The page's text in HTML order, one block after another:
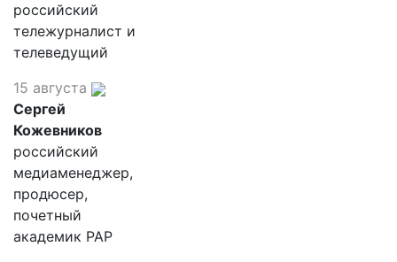
российский
тележурналист и
телеведущий
15 августа
Сергей
Кожевников
российский
медиаменеджер,
продюсер,
почетный
академик РАР